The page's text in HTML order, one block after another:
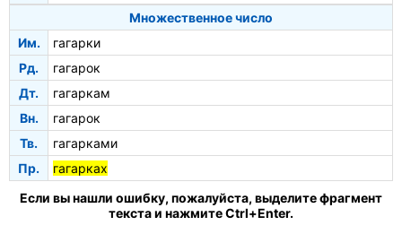
Множественное число
Им.
гагарки
Рд.
гагарок
Дт.
гагаркам
Вн.
гагарок
Тв.
гагарками
Пр.
гагарках
Если вы нашли ошибку, пожалуйста, выделите фрагмент
текста и нажмите Ctrl+Enter.